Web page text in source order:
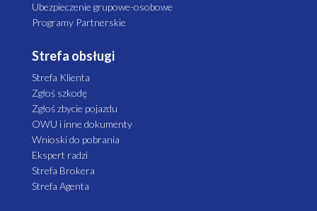
Ubezpieczenie grupowe-osobowe
Programy Partnerskie
Strefa obsługi
Strefa Klienta
Zgłoś szkodę
Zgłoś zbycie pojazdu
OWU i inne dokumenty
Wnioski do pobrania
Ekspert radzi
Strefa Brokera
Strefa Agenta